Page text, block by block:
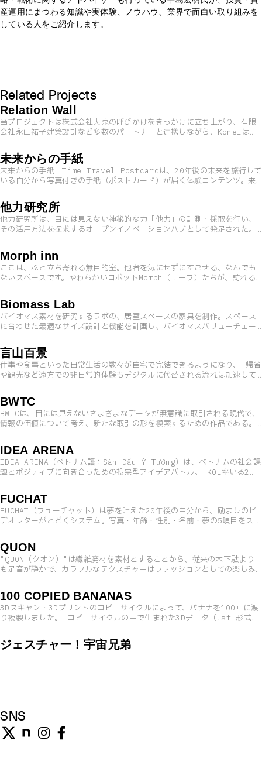
産運用にまつわる知識や実体験、ノウハウ、業界で面白い取り組みを
している人をご紹介します。
Related Projects
Relation Wall
当プロジェクトは株式会社大京の呼びかけをきっかけに立ち上がり、有限
会社永山祐子建築設計など多数のパートナーと連携しながら、Konelはク
タイピング、およびOfficial Websiteの制作を担当しました。 ※以下
の本文および写真については、株式会社大京Official Website「THE
LIONS」サイト内「Relation Wall - THE LIONS 2030
PROJECT」ページより転載
未来からの手紙
未来からの手紙 Time Travel Postcardは、20年後の未来を旅行して
いる自分から写真付きの手紙（ポストカード）が届く体験コンテンツ。来
け。AIが「夢を叶え、未来の世界で旅行をする自分」を描き出し、20年後
の旅先から届くポストカードを生成・印刷される。
他力研究所
他力研究所は、目には見えない神秘的な力「他力」の計測・採取を行い、
その活用方法を探求するオープンイノベーションハブとして発足された。
Morph inn
ここは、ふと立ち寄れる無目的室。他者を気にせずにすごせる、なんでも
ないスペースです。やわらかいロボットMorph（モーフ）たちが、訪れる
Biomass Lab
バイオマス素材を研究するラボの、居室スペースの家具を制作。スペース
に合わせた最適なサイズ設計と機能を計画し、バイオマスバリューチェー
言山百景
仕事や食事といった日常生活の数々が自宅で完結できるようになり、 帰省
や観光など遠方での非日常的体験もデジタルに代替される流れは加速して
の絵馬、美術館や飲食店に置かれたノートにメッセージを残し、地域に自
己の存在を刻み残したことはあるだろうか。 時を経てその地を訪れ、過去
の自分が地域に残した言葉から、地域とのつながりをほのかに感じる。 そ
築。あなたがスマートフォンに文字を打ち込むと、その言葉が遠く離れた
町に切り出され舞い降りることで、あなたの言葉がその地域に新しい魅力
や文化を生み出す。 言葉と景色の組み合わせは百者百様。 願い、祈り、
告白、ぼやき、メモ、だじゃれ。独り言からメッセージまで、自由な言葉
すプロジェクト。
BWTC
BWTCは、目には見えないさまざまなデータが無意識に取引される現代で、
情報の価値について考え、新たな取引の形を模索するための作品である。
3331を会場としてプロジェクトがスタートし、1,000名を超える来場者か
ら脳波を買い取っている。
IDEA ARENA
IDEA ARENA（ベトナム語：Sàn Đấu Ý Tưởng）は、ベトナムの社会課
題とポジティブに向き合うための投票型アイデアバトル。 KOL率いる2つ
ン市で開催され、イオン内の投票ブース、特設WEBサイト、Facebookを
通じて行われた。結果、合計3万票を超える投票が集まり、地元企業からコ
ラボの問い合わせもあった。 本プロジェクトは、ベトナムを拠点とする
して実施され、「日越外交関係樹立50周年」の記念プロジェクトにも採択
されている。
FUCHAT
FUCHAT（フューチャット）は夢を叶えた20年後の自分から、励ましのビ
デオレターがとどくシステム。写真・年齢・性別・名前・夢の5項目をスマ
QUON
"QUON（クオン）"は繊維廃材を素材とすることから、従来の木下駄より
も足音が静かで、カラフルなテクスチャーはファッションとしての楽しみ
100 COPIED BANANAS
3Dスキャン・3Dプリントのコピーサイクルによって、バナナを100回に渡
り複製しました。 コピーサイクルの中で生まれた3Dデータ（.stl形式）
験的プロジェクトです。
ジェスチャー！宇宙兄弟
SNS